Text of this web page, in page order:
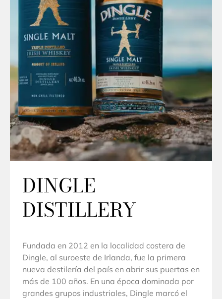
DINGLE
DISTILLERY
Fundada en 2012 en la localidad costera de
Dingle, al suroeste de Irlanda, fue la primera
nueva destilería del país en abrir sus puertas en
más de 100 años. En una época dominada por
grandes grupos industriales, Dingle marcó el